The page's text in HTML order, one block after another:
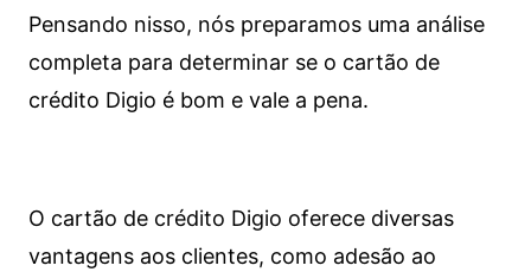
Pensando nisso, nós preparamos uma análise
completa para determinar se o cartão de
crédito Digio é bom e vale a pena.
O cartão de crédito Digio oferece diversas
vantagens aos clientes, como adesão ao